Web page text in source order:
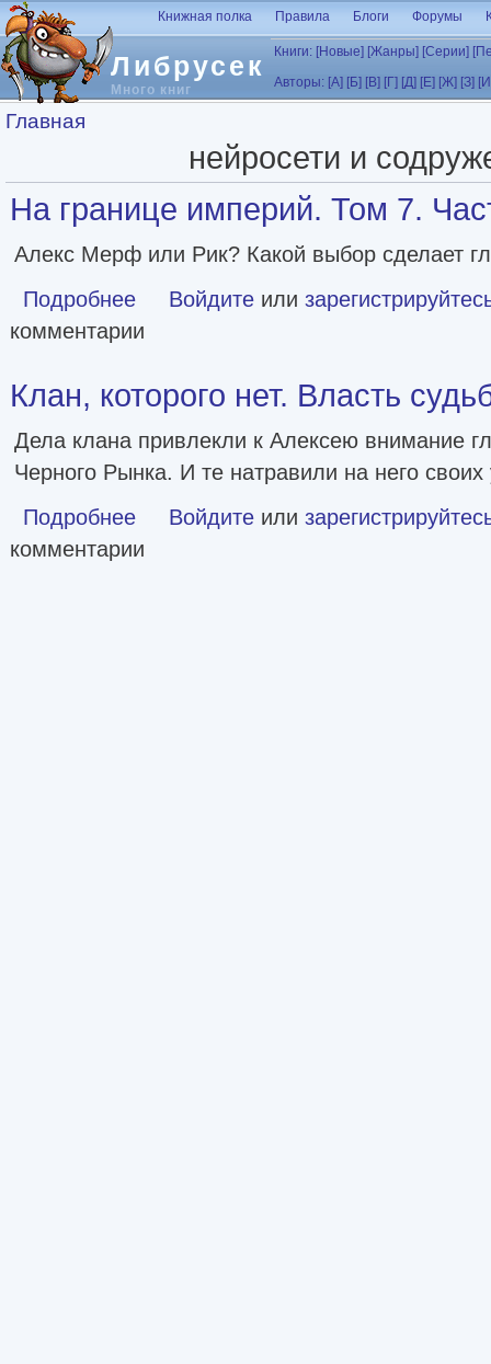
Перейти к основному содержанию
Либрусек
Много книг
Книжная полка Правила Блоги Форумы
Книги: [Новые] [Жанры] [Серии]
Авторы: [А] [Б] [В] [Г] [Д] [Е] [Ж] [З]
Вы здесь
Главная
нейросети и
На границе империй. Том 7.
Алекс Мерф или Рик? Какой выбор сделает
Подробнее о На границе империй. Том 7. Часть 2 [СИ]
Войдите или
комментарии
Клан, которого нет. Власть
Дела клана привлекли к Алексею внимание
Черного Рынка. И те натравили на него своих
Подробнее о Клан, которого нет. Власть судьбы [СИ]
Войдите или
комментарии